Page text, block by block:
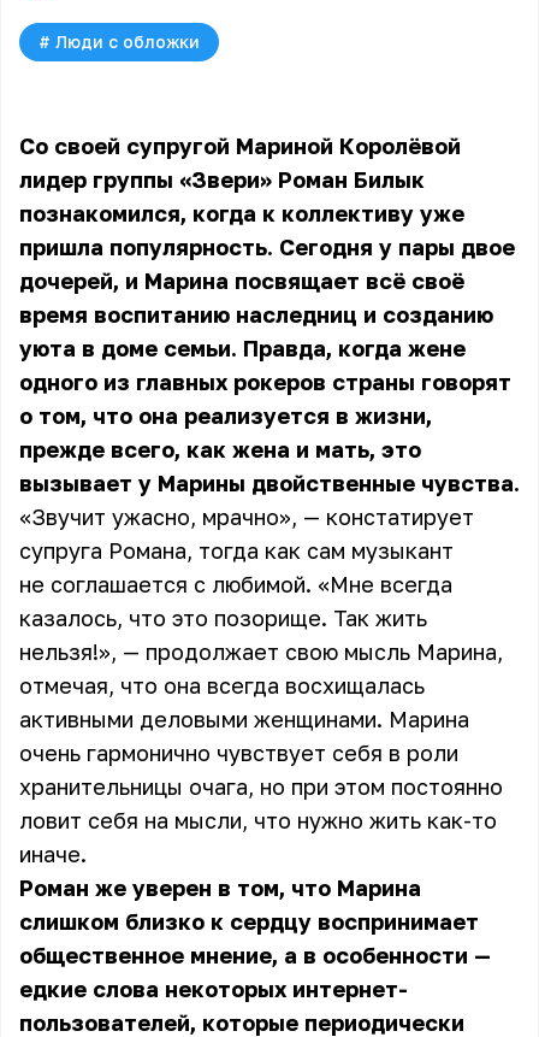
# Люди с обложки
Со своей супругой Мариной Королёвой
лидер группы «Звери» Роман Билык
познакомился, когда к коллективу уже
пришла популярность. Сегодня у пары двое
дочерей, и Марина посвящает всё своё
время воспитанию наследниц и созданию
уюта в доме семьи. Правда, когда жене
одного из главных рокеров страны говорят
о том, что она реализуется в жизни,
прежде всего, как жена и мать, это
вызывает у Марины двойственные чувства.
«Звучит ужасно, мрачно», — констатирует
супруга Романа, тогда как сам музыкант
не соглашается с любимой. «Мне всегда
казалось, что это позорище. Так жить
нельзя!», — продолжает свою мысль Марина,
отмечая, что она всегда восхищалась
активными деловыми женщинами. Марина
очень гармонично чувствует себя в роли
хранительницы очага, но при этом постоянно
ловит себя на мысли, что нужно жить как-то
иначе.
Роман же уверен в том, что Марина
слишком близко к сердцу воспринимает
общественное мнение, а в особенности —
едкие слова некоторых интернет-
пользователей, которые периодически